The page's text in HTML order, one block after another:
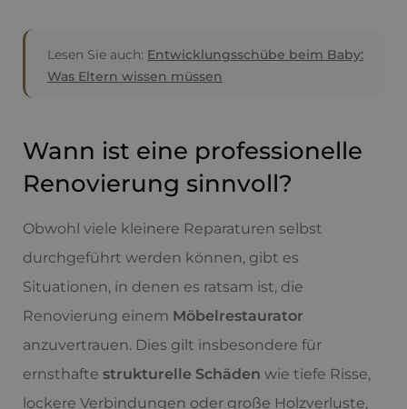
Lesen Sie auch: Entwicklungsschübe beim Baby:
Was Eltern wissen müssen
Wann ist eine professionelle
Renovierung sinnvoll?
Obwohl viele kleinere Reparaturen selbst
durchgeführt werden können, gibt es
Situationen, in denen es ratsam ist, die
Renovierung einem Möbelrestaurator
anzuvertrauen. Dies gilt insbesondere für
ernsthafte strukturelle Schäden wie tiefe Risse,
lockere Verbindungen oder große Holzverluste,